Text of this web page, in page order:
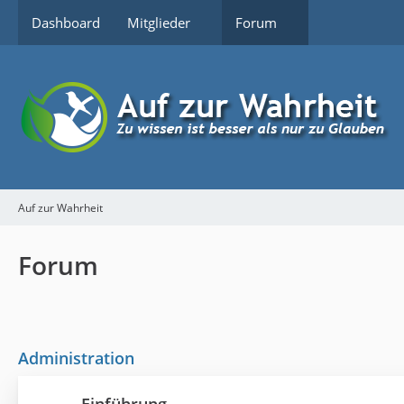
Dashboard Mitglieder Forum
Auf zur Wahrheit
Forum
Administration